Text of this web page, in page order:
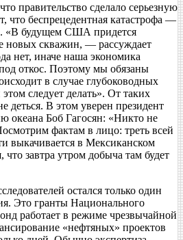
правительство сделало серьезную
беспрецедентная катастрофа —
«В будущем США придется
новых скважин, — рассуждает
нет, иначе наша экономика
откос. Поэтому мы обязаны
в случае глубоководных
следует делать». От таких
деться. В этом уверен президент
океана Боб Гагосян: «Никто не
фактам в лицо: треть всей
в Мексиканском
что завтра утром добыча там будет
остался только один
Это гранты Национального
работает в режиме чрезвычайной
«нефтяных» проектов